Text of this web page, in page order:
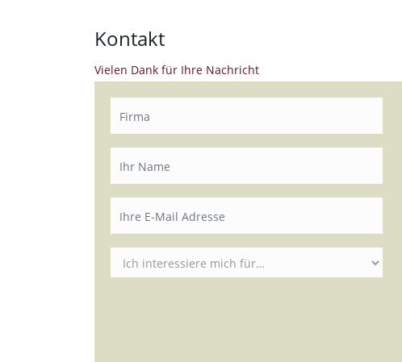
Kontakt
Vielen Dank für Ihre Nachricht